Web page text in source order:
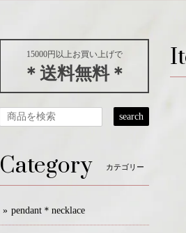
15000円以上お買い上げで
＊送料無料＊
search
Category カテゴリー
pendant＊necklace